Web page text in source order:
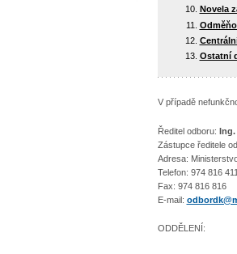
Novela
Ostatní
V případě
Ředitel odboru: Ing.
Zástupce ředitele
Adresa:
Telefon: 974 816 411
Fax: 974 816 816
E-mail:
ODDĚLENÍ: